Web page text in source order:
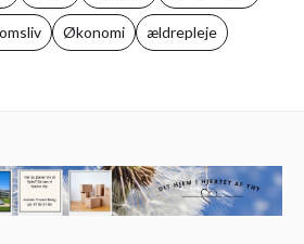
Økonomi ældrepleje